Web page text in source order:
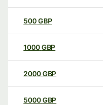
500GBP
1000GBP
2000GBP
5000GBP